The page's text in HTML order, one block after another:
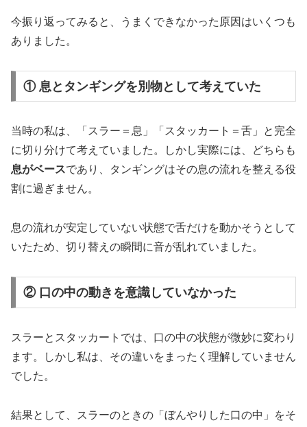
今振り返ってみると、うまくできなかった原因はいくつも
ありました。
① 息とタンギングを別物として考えていた
当時の私は、「スラー＝息」「スタッカート＝舌」と完全
に切り分けて考えていました。しかし実際には、どちらも
息がベースであり、タンギングはその息の流れを整える役
割に過ぎません。
息の流れが安定していない状態で舌だけを動かそうとして
いたため、切り替えの瞬間に音が乱れていました。
② 口の中の動きを意識していなかった
スラーとスタッカートでは、口の中の状態が微妙に変わり
ます。しかし私は、その違いをまったく理解していません
でした。
結果として、スラーのときの「ぼんやりした口の中」をそ